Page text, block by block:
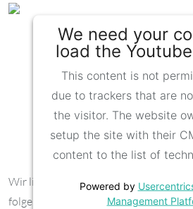
We need your
load the
This content is not
due to trackers that are
the visitor. The website
setup the site with their
content to the list of
Powered by
Management
Wir liefern unsere Massivholzmöbel
folgende Länder der EU: